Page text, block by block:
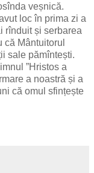
veșnică.
loc în prima zi a
rînduit și serbarea
că Mântuitorul
sale pămîntești.
”Hristos a
a noastră și a
că omul sfințește